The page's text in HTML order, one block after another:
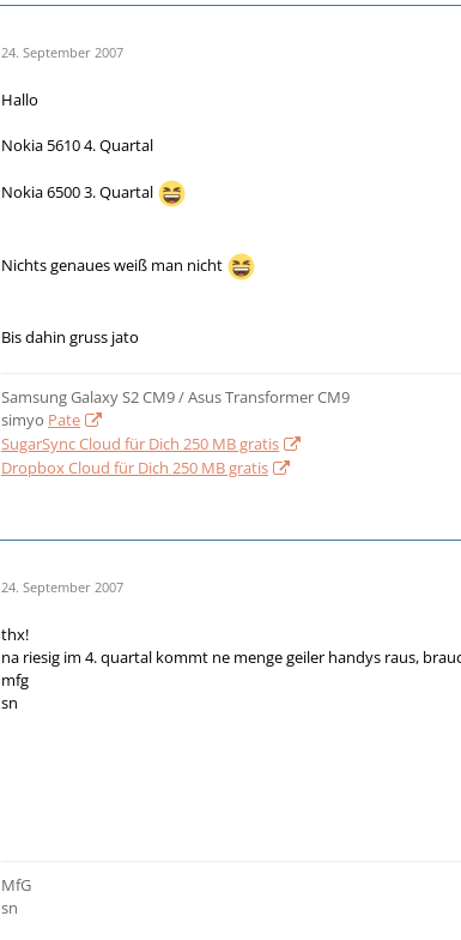
24. September 2007
Hallo
Nokia 5610 4. Quartal
Nokia 6500 3. Quartal
Nichts genaues weiß man nicht
Bis dahin gruss jato
Samsung Galaxy S2 CM9 / Asus Transformer CM9
simyo Pate
SugarSync Cloud für Dich 250 MB gratis
Dropbox Cloud für Dich 250 MB gratis
24. September 2007
thx!
na riesig im 4. quartal kommt ne menge geiler handys raus,
mfg
sn
MfG
sn